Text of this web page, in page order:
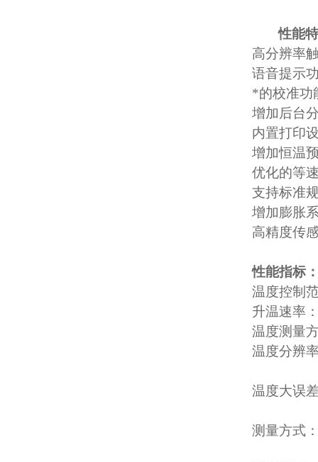
性能
高分辨率
语音提示
*的校准功
增加后台
内置打印
增加恒温
优化的等
支持标准
增加膨胀
高精度传
性能指标
温度控制
升温速率
温度测量
温度分辨
温度大误
测量方式